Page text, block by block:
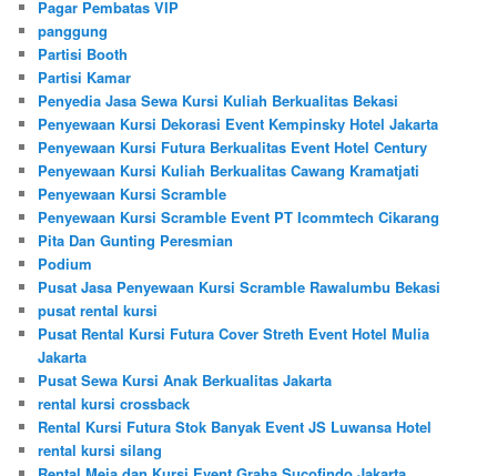
Pagar Pembatas VIP
panggung
Partisi Booth
Partisi Kamar
Penyedia Jasa Sewa Kursi Kuliah Berkualitas Bekasi
Penyewaan Kursi Dekorasi Event Kempinsky Hotel Jakarta
Penyewaan Kursi Futura Berkualitas Event Hotel Century
Penyewaan Kursi Kuliah Berkualitas Cawang Kramatjati
Penyewaan Kursi Scramble
Penyewaan Kursi Scramble Event PT Icommtech Cikarang
Pita Dan Gunting Peresmian
Podium
Pusat Jasa Penyewaan Kursi Scramble Rawalumbu Bekasi
pusat rental kursi
Pusat Rental Kursi Futura Cover Streth Event Hotel Mulia
Jakarta
Pusat Sewa Kursi Anak Berkualitas Jakarta
rental kursi crossback
Rental Kursi Futura Stok Banyak Event JS Luwansa Hotel
rental kursi silang